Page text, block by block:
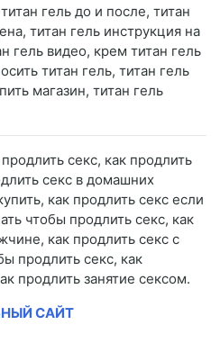
гель до и после, титан
титан гель инструкция на
гель видео, крем титан гель
титан гель, титан гель
магазин, титан гель
секс, как продлить
секс в домашних
как продлить секс если
чтобы продлить секс, как
как продлить секс с
продлить секс, как
продлить занятие сексом.
САЙТ